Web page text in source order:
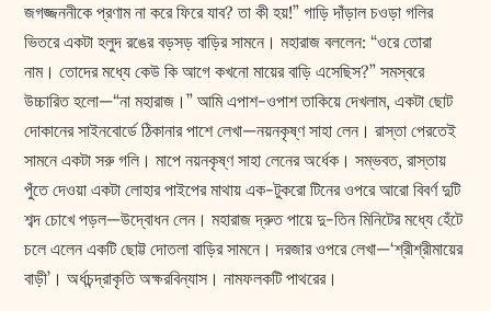
জগজ্জননীকে প্রণাম না করে ফিরে যাব? তা কী হয়!” গাড়ি দাঁড়াল চওড়া গলির
ভিতরে একটা হলুদ রঙের বড়সড় বাড়ির সামনে। মহারাজ বললেন: “ওরে তোরা
নাম। তোদের মধ্যে কেউ কি আগে কখনো মায়ের বাড়ি এসেছিস?” সমস্বরে
উচ্চারিত হলো—“না মহারাজ।” আমি এপাশ-ওপাশ তাকিয়ে দেখলাম, একটা ছোট
দোকানের সাইনবোর্ডে ঠিকানার পাশে লেখা—নয়নকৃষ্ণ সাহা লেন। রাস্তা পেরতেই
সামনে একটা সরু গলি। মাপে নয়নকৃষ্ণ সাহা লেনের অর্ধেক। সম্ভবত, রাস্তায়
পুঁতে দেওয়া একটা লোহার পাইপের মাথায় এক-টুকরো টিনের ওপরে আরো বিবর্ণ দুটি
শব্দ চোখে পড়ল—উদ্বোধন লেন। মহারাজ দ্রুত পায়ে দু-তিন মিনিটের মধ্যে হেঁটে
চলে এলেন একটি ছোট্ট দোতলা বাড়ির সামনে। দরজার ওপরে লেখা—‘শ্রীশ্রীমায়ের
বাড়ী’। অর্ধচন্দ্রাকৃতি অক্ষরবিন্যাস। নামফলকটি পাথরের।